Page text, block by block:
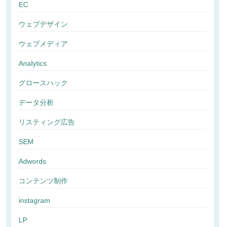
EC
ウェブデザイン
ウェブメディア
Analytics
グロースハック
データ分析
リスティング広告
SEM
Adwords
コンテンツ制作
instagram
LP